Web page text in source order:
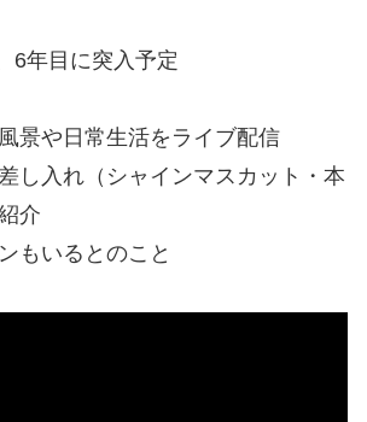
6年目に突入予定
景や日常生活をライブ配信
し入れ（シャインマスカット・本
介
もいるとのこと